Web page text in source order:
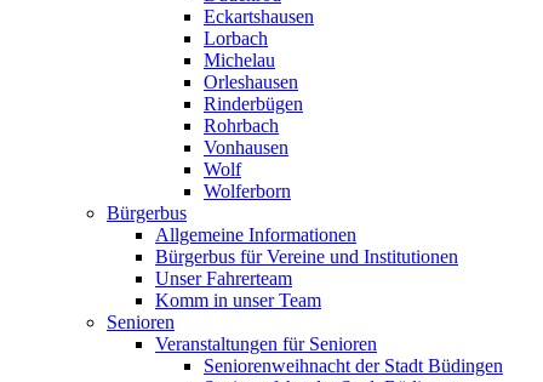
Eckartshausen
Lorbach
Michelau
Orleshausen
Rinderbügen
Rohrbach
Vonhausen
Wolf
Wolferborn
Bürgerbus
Allgemeine Informationen
Bürgerbus für Vereine und Institutionen
Unser Fahrerteam
Komm in unser Team
Senioren
Veranstaltungen für Senioren
Seniorenweihnacht der Stadt Büdingen